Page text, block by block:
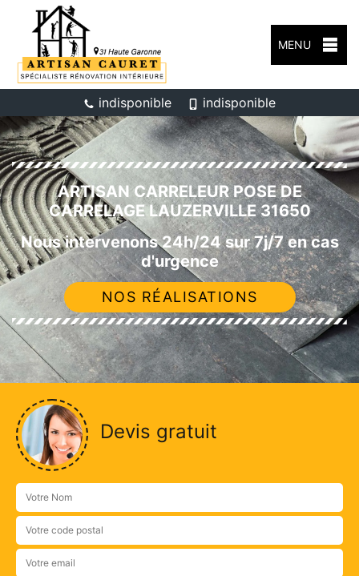
MENU
indisponible indisponible
ARTISAN CARRELEUR POSE DE
CARRELAGE LAUZERVILLE 31650
Nous intervenons 24h/24 sur 7j/7 en cas
d'urgence
NOS RÉALISATIONS
Devis gratuit